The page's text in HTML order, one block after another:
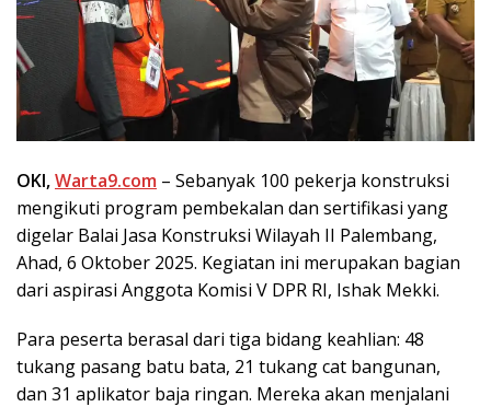
OKI,Warta9.com – Sebanyak 100 pekerja konstruksi
mengikuti program pembekalan dan sertifikasi yang
digelar Balai Jasa Konstruksi Wilayah II Palembang,
Ahad, 6 Oktober 2025. Kegiatan ini merupakan bagian
dari aspirasi Anggota Komisi V DPR RI, Ishak Mekki.
Para peserta berasal dari tiga bidang keahlian: 48
tukang pasang batu bata, 21 tukang cat bangunan,
dan 31 aplikator baja ringan. Mereka akan menjalani